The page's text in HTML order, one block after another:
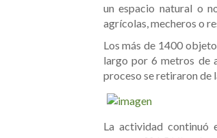
un espacio natural o
agrícolas, mecheros o
Los más de 1400
largo por 6 metros de
proceso se retiraron de
La actividad continuó